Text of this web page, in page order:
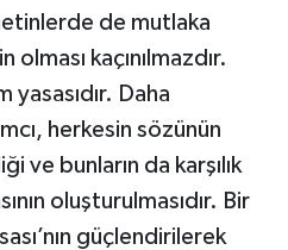
de mutlaka
kaçınılmazdır.
yasasıdır. Daha
herkesin sözünün
ve bunların da karşılık
oluşturulmasıdır. Bir
güçlendirilerek